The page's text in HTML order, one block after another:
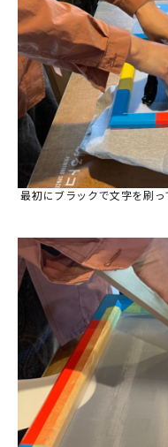
最初にブラックで文字を刷